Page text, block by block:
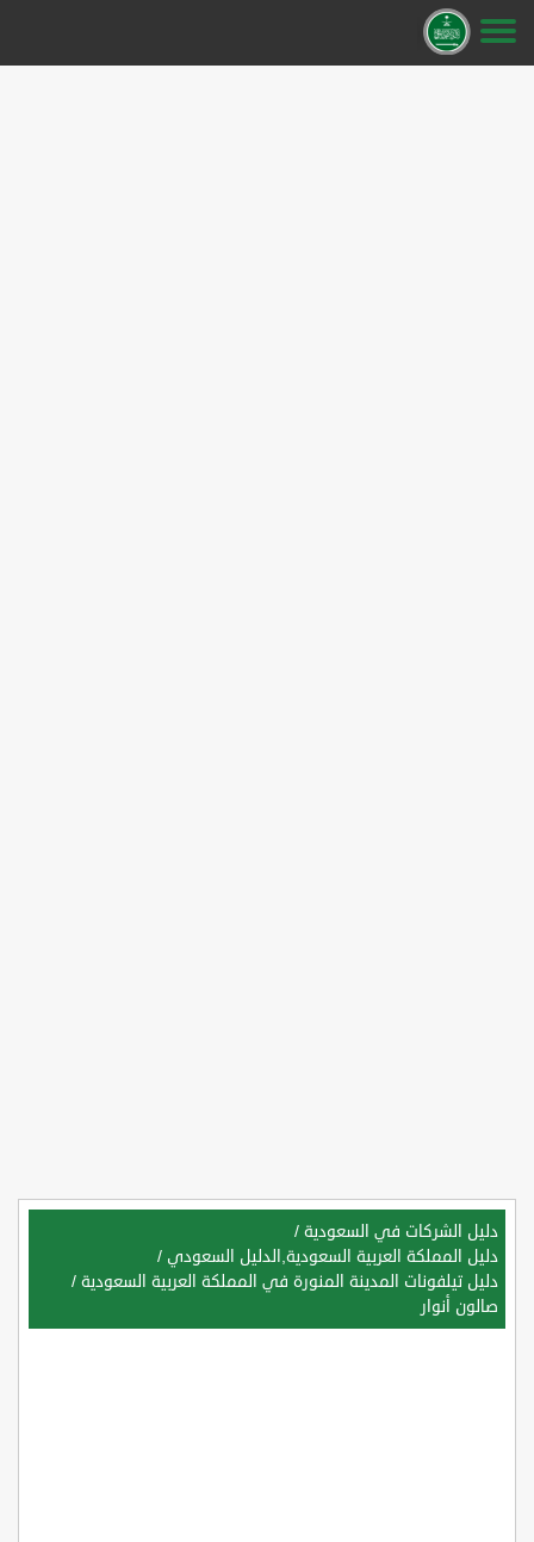
دليل الشركات في السعودية /
دليل المملكة العربية السعودية,الدليل السعودي /
دليل تيلفونات المدينة المنورة في المملكة العربية السعودية /
صالون أنوار